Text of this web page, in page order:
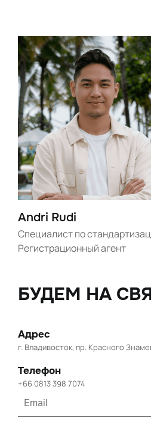
Andri Rudi
Специалист по
Регистрационный агент
БУДЕМ НА
Адрес
г. Владивосток, пр. Красного
Телефон
+66 0813 398 7074